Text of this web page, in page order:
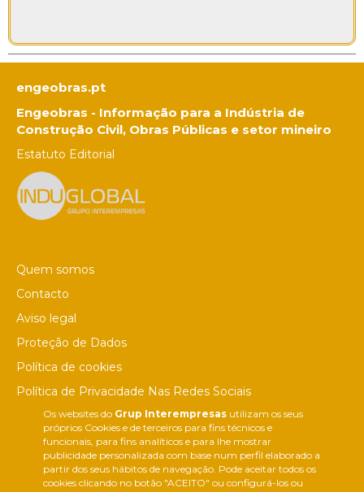
Os websites do Grup Interempresasutilizam os seus
próprios Cookies e de terceiros para fins técnicos e
funcionais, para fins analíticos e para lhe mostrar
publicidade personalizada com base num perfil elaborado a
partir dos seus hábitos de navegação. Pode aceitar todos os
cookies clicando no botão "ACEITO" ou configurá-los ou
engeobras.pt
Engeobras - Informação para a Indústria de
Construção Civil, Obras Públicas e setor mineiro
Estatuto Editorial
Quem somos
Contacto
Aviso legal
Proteção de Dados
Política de cookies
Política de Privacidade Nas Redes Sociais
Canal de denúncias
Colaborações editoriais